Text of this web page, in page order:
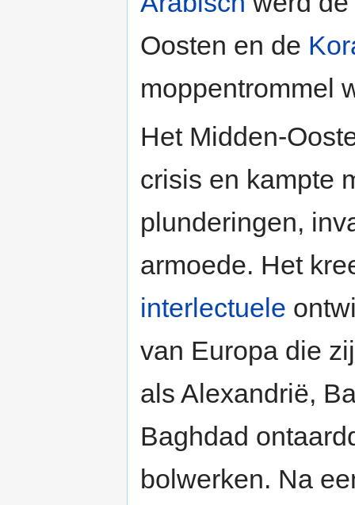
Oosten en de
moppentrommel
Het Midden-
crisis en kampte
plunderingen,
armoede. Het
interlectuele
van Europa die
als Alexandrië,
Baghdad
bolwerken. Na